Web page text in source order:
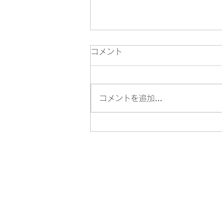
🦁 八王子・迫力の舞と響く音
コメント
コメントを追加…